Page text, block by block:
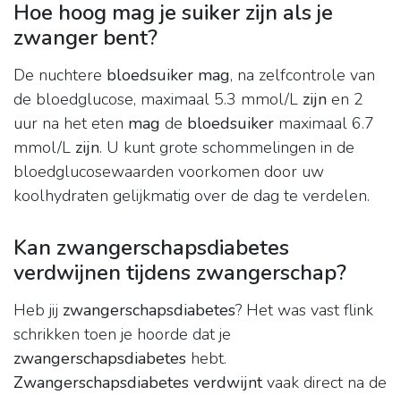
Hoe hoog mag je suiker zijn als je
zwanger bent?
De nuchtere bloedsuiker mag, na zelfcontrole van
de bloedglucose, maximaal 5.3 mmol/L zijn en 2
uur na het eten mag de bloedsuiker maximaal 6.7
mmol/L zijn. U kunt grote schommelingen in de
bloedglucosewaarden voorkomen door uw
koolhydraten gelijkmatig over de dag te verdelen.
Kan zwangerschapsdiabetes
verdwijnen tijdens zwangerschap?
Heb jij zwangerschapsdiabetes? Het was vast flink
schrikken toen je hoorde dat je
zwangerschapsdiabetes hebt.
Zwangerschapsdiabetes verdwijntvaak direct na de